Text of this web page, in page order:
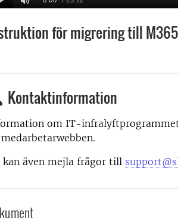
för migrering till M365
Kontaktinformation
om IT-
kan även mejla frågor till